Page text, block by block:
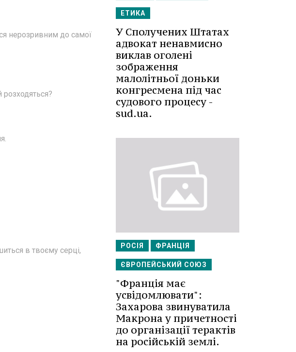
нерозривним до самої
в твоєму серці,
ЕТИКА
У Сполучених Штатах
адвокат ненавмисно
виклав оголені
зображення
малолітньої доньки
конгресмена під час
судового процесу -
sud.ua.
РОСІЯ ФРАНЦІЯ
ЄВРОПЕЙСЬКИЙ СОЮЗ
"Франція має
усвідомлювати":
Захарова звинуватила
Макрона у причетності
до організації терактів
на російській землі.